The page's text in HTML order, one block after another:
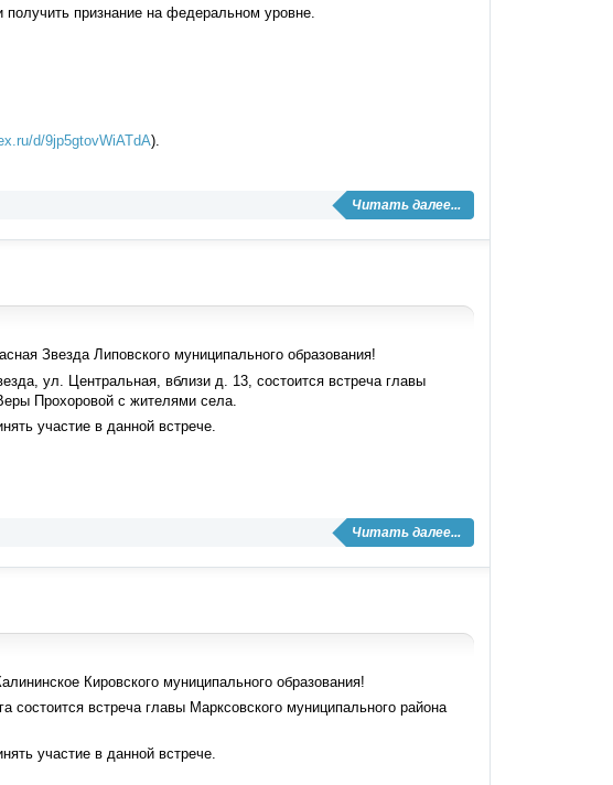
признание на федеральном уровне.
d/9jp5gtovWiATdA).
Читать далее...
Звезда Липовского муниципального образования!
ул. Центральная, вблизи д. 13, состоится встреча главы
Прохоровой с жителями села.
участие в данной встрече.
Читать далее...
Кировского муниципального образования!
встреча главы Марксовского муниципального района
участие в данной встрече.